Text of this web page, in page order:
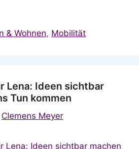
& Wohnen, Mobilität
Lena: Ideen sichtbar
Tun kommen
Clemens Meyer